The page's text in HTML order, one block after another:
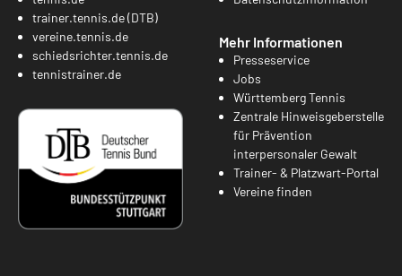
trainer.tennis.de (DTB)
vereine.tennis.de
schiedsrichter.tennis.de
tennistrainer.de
Mehr Informationen
Presseservice
Jobs
Württemberg Tennis
Zentrale Hinweisgeberstelle
für Prävention
interpersonaler Gewalt
Trainer- & Platzwart-Portal
Vereine finden